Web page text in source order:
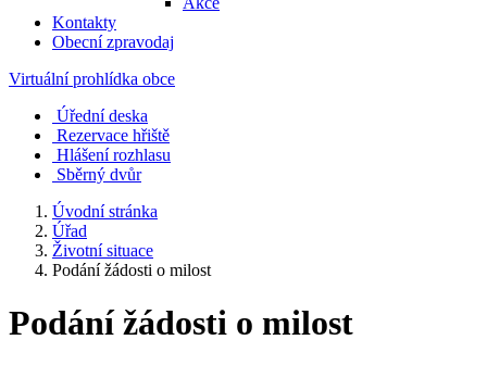
Kontakty
Obecní zpravodaj
Virtuální prohlídka obce
Úřední deska
Rezervace hřiště
Hlášení rozhlasu
Sběrný dvůr
Úvodní stránka
Úřad
Životní situace
Podání žádosti o milost
Podání žádosti o milost